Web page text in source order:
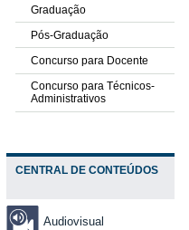
Graduação
Pós-Graduação
Concurso para Docente
Concurso para Técnicos-
Administrativos
CENTRAL DE CONTEÚDOS
Audiovisual